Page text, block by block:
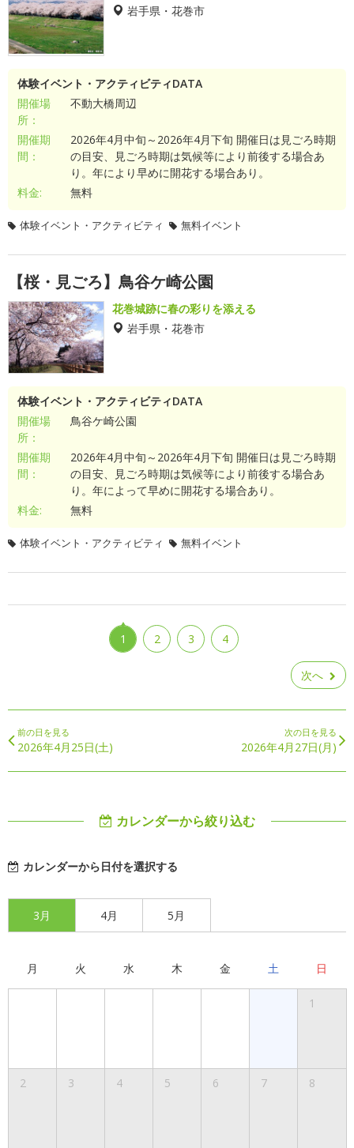
岩手県・花巻市
体験イベント・アクティビティDATA
開催場
所：
不動大橋周辺
開催期
間：
2026年4月中旬～2026年4月下旬 開催日は見ごろ時期
の目安、見ごろ時期は気候等により前後する場合あ
り。年により早めに開花する場合あり。
料金:
無料
体験イベント・アクティビティ 無料イベント
【桜・見ごろ】鳥谷ケ崎公園
花巻城跡に春の彩りを添える
岩手県・花巻市
体験イベント・アクティビティDATA
開催場
所：
鳥谷ケ崎公園
開催期
間：
2026年4月中旬～2026年4月下旬 開催日は見ごろ時期
の目安、見ごろ時期は気候等により前後する場合あ
り。年によって早めに開花する場合あり。
料金:
無料
体験イベント・アクティビティ 無料イベント
1 2 3 4
次へ
前の日を見る
2026年4月25日(土)
次の日を見る
2026年4月27日(月)
カレンダーから絞り込む
カレンダーから日付を選択する
3月 4月 5月
月 火 水 木 金 土 日
1
2 3 4 5 6 7 8